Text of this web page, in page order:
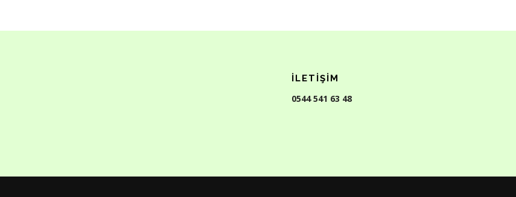
İLETIŞIM
0544 541 63 48